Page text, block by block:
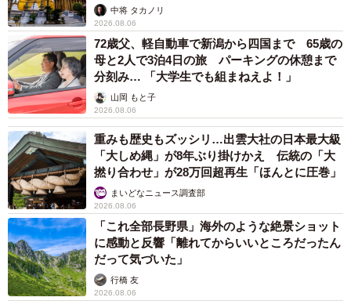
れてよく訪れるという。
「海外の方に選ばれる京都はやはり素晴らしいと思いま
す。移住者としても、生活費のコスト、外食のレベル、伝
統的な日本の文化や歴史が体感できることなど、生活すべ
てにおいて満足しています。
ただ私個人としては、もっと日本の方に来てもらいたいで
す。京都は日本の文化の中心であり、日本を知るには京都
を知ることが大事だと感じます。このままオーバーツーリ
ズムが進めば日本人が京都を敬遠してしまい、日本の文化
を日本人が知らない、という状況になりかねないと思いま
す。日本の方が京都を旅行しやすい環境を、政治や行政に
作り出してもらいたいと思います」（森山正明さん）
中将 タカノリ
2026.08.06
72歳父、軽自動車で新潟から四国まで 65歳の
母と2人で3泊4日の旅 パーキングの休憩まで
分刻み… 「大学生でも組まねえよ！」
山岡 もと子
2026.08.06
重みも歴史もズッシリ…出雲大社の日本最大級
「大しめ縄」が8年ぶり掛けかえ 伝統の「大
撚り合わせ」が28万回超再生「ほんとに圧巻」
まいどなニュース調査部
2026.08.06
「これ全部長野県」海外のような絶景ショット
に感動と反響「離れてからいいところだったん
だって気づいた」
行橋 友
2026.08.06